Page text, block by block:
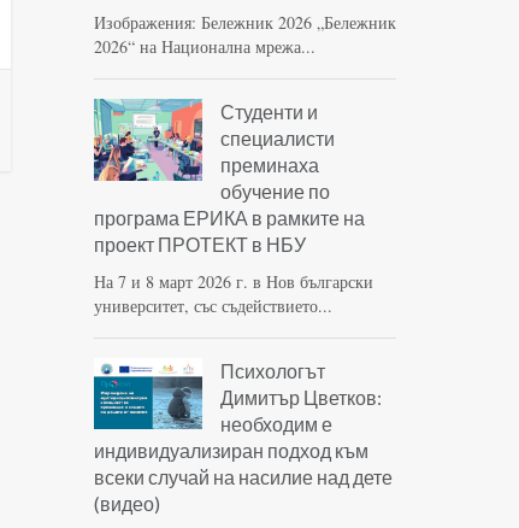
Изображения: Бележник 2026 „Бележник
2026“ на Национална мрежа...
Студенти и
специалисти
преминаха
обучение по
програма ЕРИКА в рамките на
проект ПРОТЕКТ в НБУ
На 7 и 8 март 2026 г. в Нов български
университет, със съдействието...
Психологът
Димитър Цветков:
необходим е
индивидуализиран подход към
всеки случай на насилие над дете
(видео)